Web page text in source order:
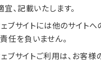
宜、記載いたします。
ブサイトには他のサイト
任を負いません。
ブサイトご利用は、お客